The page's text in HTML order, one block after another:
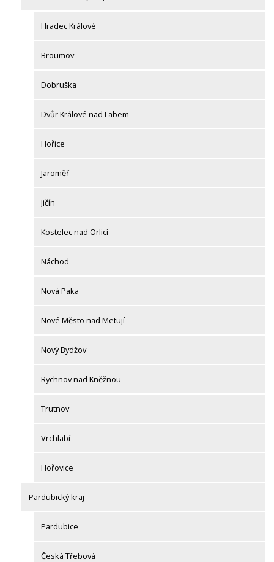
Hradec Králové
Broumov
Dobruška
Dvůr Králové nad Labem
Hořice
Jaroměř
Jičín
Kostelec nad Orlicí
Náchod
Nová Paka
Nové Město nad Metují
Nový Bydžov
Rychnov nad Kněžnou
Trutnov
Vrchlabí
Hořovice
Pardubický kraj
Pardubice
Česká Třebová